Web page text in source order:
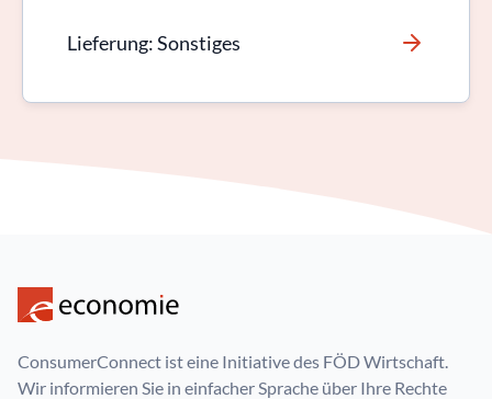
Lieferung: Sonstiges
ConsumerConnect ist eine Initiative des FÖD Wirtschaft.
Wir informieren Sie in einfacher Sprache über Ihre Rechte